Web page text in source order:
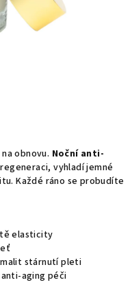
obnovu. Noční anti-
vyhladí jemné
Každé ráno se probudíte
elasticity
stárnutí pleti
aging péči